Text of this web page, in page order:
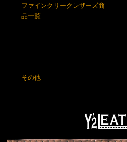
ファインクリークレザーズ商
品一覧
その他